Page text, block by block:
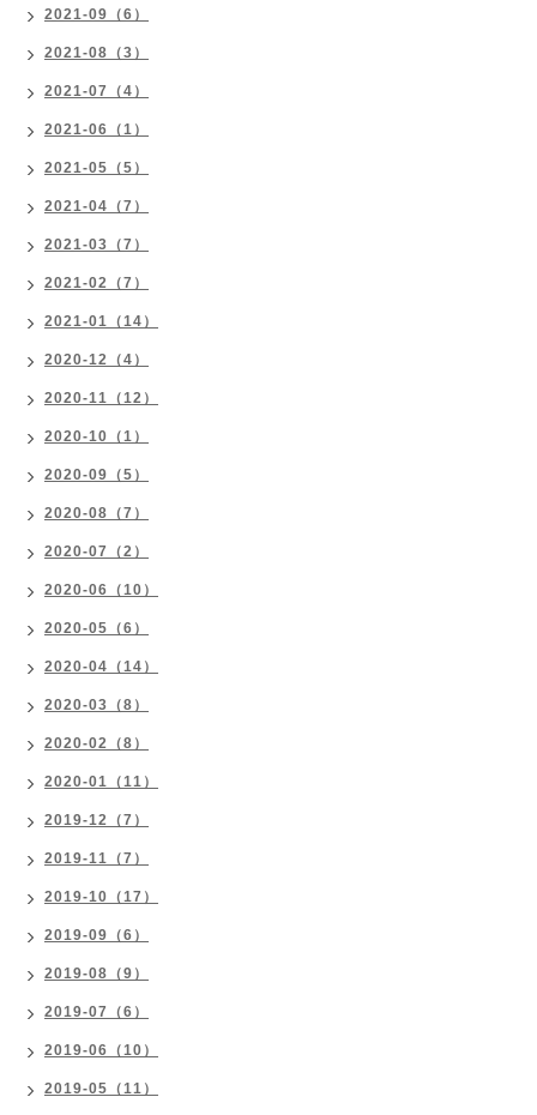
2021-09（6）
2021-08（3）
2021-07（4）
2021-06（1）
2021-05（5）
2021-04（7）
2021-03（7）
2021-02（7）
2021-01（14）
2020-12（4）
2020-11（12）
2020-10（1）
2020-09（5）
2020-08（7）
2020-07（2）
2020-06（10）
2020-05（6）
2020-04（14）
2020-03（8）
2020-02（8）
2020-01（11）
2019-12（7）
2019-11（7）
2019-10（17）
2019-09（6）
2019-08（9）
2019-07（6）
2019-06（10）
2019-05（11）